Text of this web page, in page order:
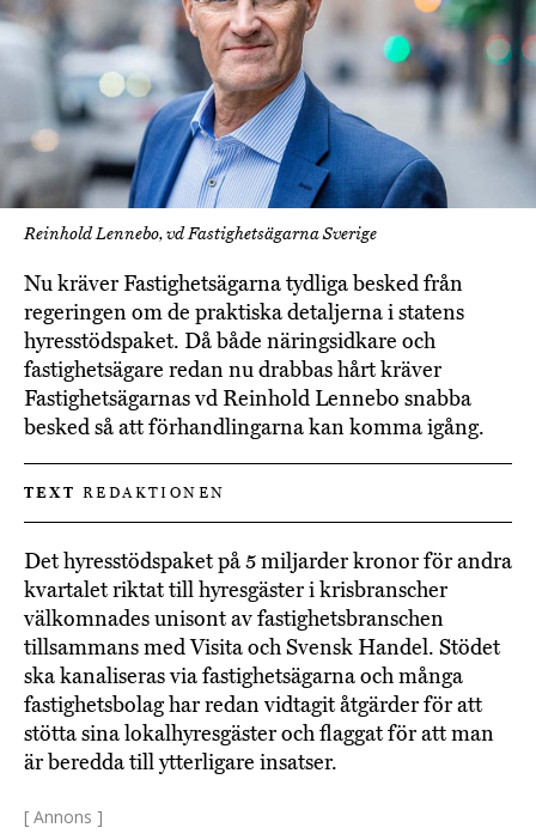
Reinhold Lennebo, vd Fastighetsägarna Sverige
Nu kräver Fastighetsägarna tydliga besked från
regeringen om de praktiska detaljerna i statens
hyresstödspaket. Då både näringsidkare och
fastighetsägare redan nu drabbas hårt kräver
Fastighetsägarnas vd Reinhold Lennebo snabba
besked så att förhandlingarna kan komma igång.
TEXT REDAKTIONEN
Det hyresstödspaket på 5 miljarder kronor för andra
kvartalet riktat till hyresgäster i krisbranscher
välkomnades unisont av fastighetsbranschen
tillsammans med Visita och Svensk Handel. Stödet
ska kanaliseras via fastighetsägarna och många
fastighetsbolag har redan vidtagit åtgärder för att
stötta sina lokalhyresgäster och flaggat för att man
är beredda till ytterligare insatser.
[ Annons ]